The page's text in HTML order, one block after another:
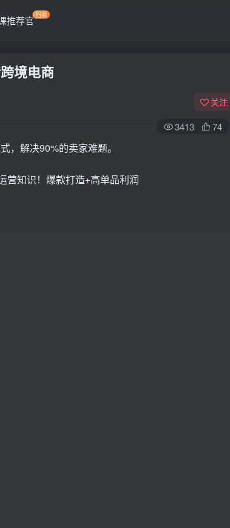
推荐官招募
境电商
关注
3413 74
，解决90%的卖家难题。
营知识！爆款打造+高单品利润